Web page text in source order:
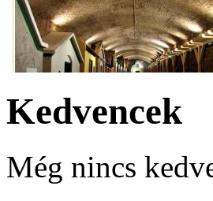
Kedvencek
Még nincs